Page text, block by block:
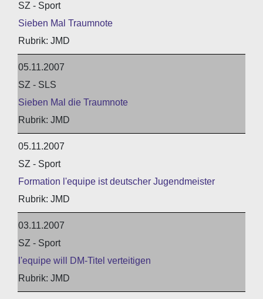
SZ - Sport
Sieben Mal Traumnote
JMD
05.11.2007
SZ - SLS
Sieben Mal die Traumnote
JMD
05.11.2007
SZ - Sport
Formation l'equipe ist deutscher Jugendmeister
JMD
03.11.2007
SZ - Sport
l'equipe will DM-Titel verteitigen
JMD